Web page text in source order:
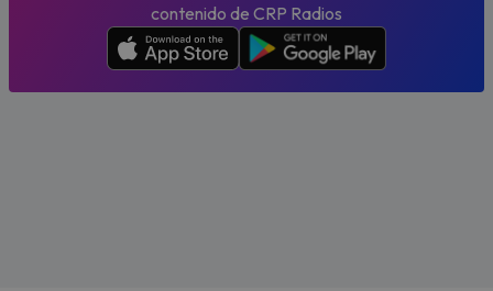
contenido de CRP Radios